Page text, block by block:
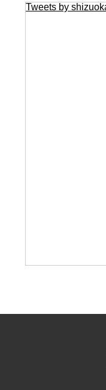
Tweets by